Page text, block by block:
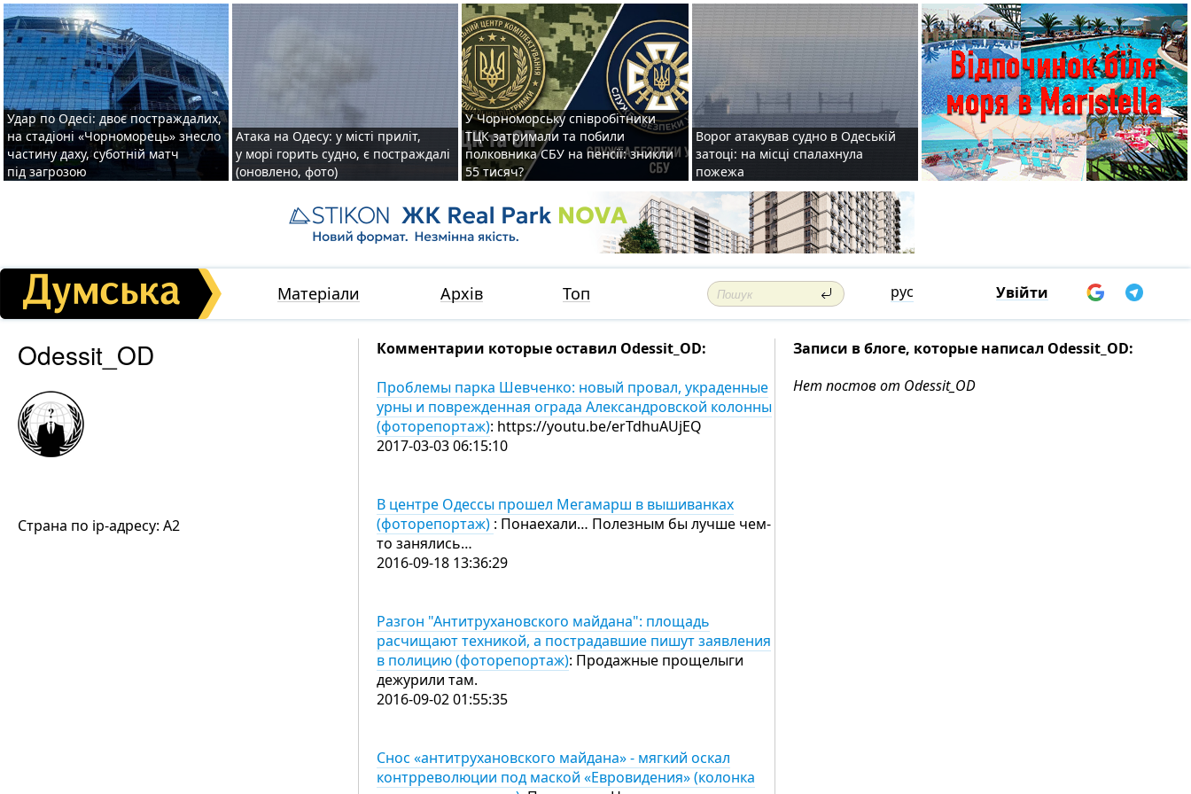
Удар по Одесі: двоє постраждалих,
на стадіоні «Чорноморець» знесло
частину даху, суботній матч
під загрозою
Атака на Одесу: у місті приліт,
у морі горить судно, є постраждалі
(оновлено, фото)
У Чорноморську співробітники
ТЦК затримали та побили
полковника СБУ на пенсії: зникли
55 тисяч?
Ворог атакував судно в Одеській
затоці: на місці спалахнула
пожежа
Матеріали Архів Топ рус Увійти
Odessit_OD
Страна по ip-адресу: A2
Комментарии которые оставил Odessit_OD:
Проблемы парка Шевченко: новый провал, украденные
урны и поврежденная ограда Александровской колонны
(фоторепортаж): https://youtu.be/erTdhuAUjEQ
2017-03-03 06:15:10
В центре Одессы прошел Мегамарш в вышиванках
(фоторепортаж) : Понаехали… Полезным бы лучше чем-
то занялись…
2016-09-18 13:36:29
Разгон "Антитрухановского майдана": площадь
расчищают техникой, а пострадавшие пишут заявления
в полицию (фоторепортаж): Продажные прощелыги
дежурили там.
2016-09-02 01:55:35
Снос «антитрухановского майдана» - мягкий оскал
контрреволюции под маской «Евровидения» (колонка
Записи в блоге, которые написал Odessit_OD:
Нет постов от Odessit_OD